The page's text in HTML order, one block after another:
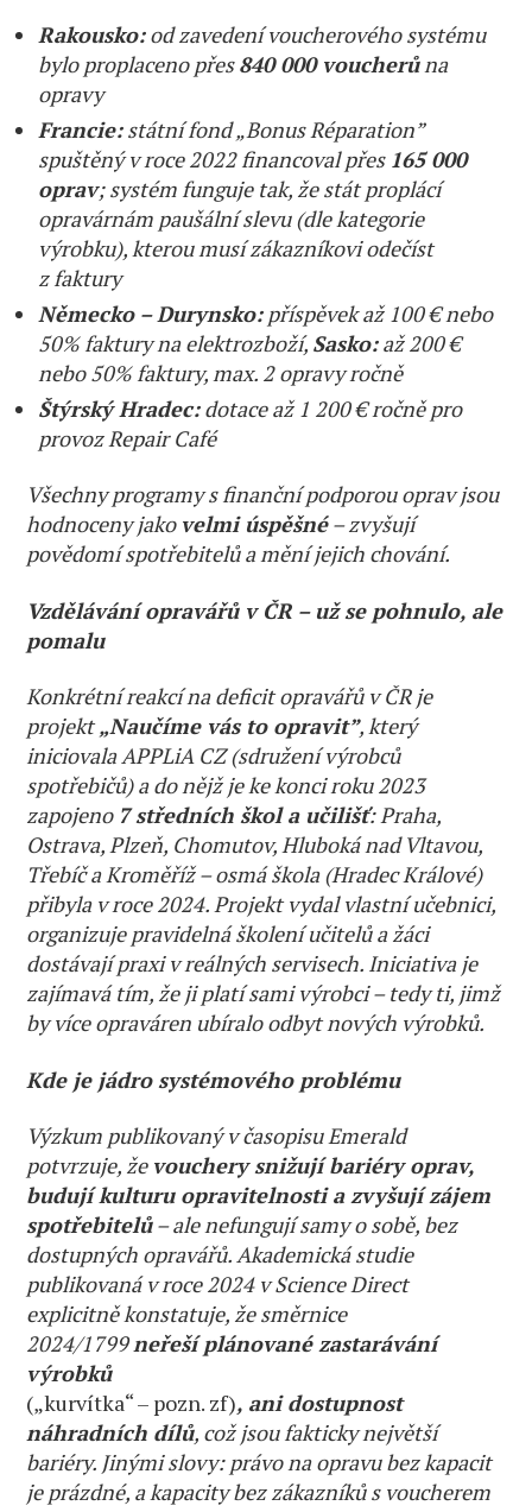
Rakousko:od zavedení voucherového systému
bylo proplaceno přes840 000 voucherůna
opravy
Francie:státní fond „Bonus Réparation”
spuštěný v roce 2022 financoval přes 165 000
oprav; systém funguje tak, že stát proplácí
opravárnám paušální slevu (dle kategorie
výrobku), kterou musí zákazníkovi odečíst
z faktury
Německo – Durynsko:příspěvek až 100 € nebo
50% faktury na elektrozboží, Sasko:až 200 €
nebo 50% faktury, max. 2 opravy ročně
Štýrský Hradec:dotace až 1 200 € ročně pro
provoz Repair Café
Všechny programy s finanční podporou oprav jsou
hodnoceny jako velmi úspěšné– zvyšují
povědomí spotřebitelů a mění jejich chování.
Vzdělávání opravářů v ČR – už se pohnulo, ale
pomalu
Konkrétní reakcí na deficit opravářů v ČR je
projekt„Naučíme vás to opravit”, který
iniciovala APPLiA CZ (sdružení výrobců
spotřebičů) a do nějž je ke konci roku 2023
zapojeno 7 středních škol a učilišť: Praha,
Ostrava, Plzeň, Chomutov, Hluboká nad Vltavou,
Třebíč a Kroměříž – osmá škola (Hradec Králové)
přibyla v roce 2024. Projekt vydal vlastní učebnici,
organizuje pravidelná školení učitelů a žáci
dostávají praxi v reálných servisech. Iniciativa je
zajímavá tím, že ji platí sami výrobci – tedy ti, jimž
by více opraváren ubíralo odbyt nových výrobků.
Kde je jádro systémového problému
Výzkum publikovaný v časopisu Emerald
potvrzuje, že vouchery snižují bariéry oprav,
budují kulturu opravitelnosti a zvyšují zájem
spotřebitelů– ale nefungují samy o sobě, bez
dostupných opravářů. Akademická studie
publikovaná v roce 2024 v Science Direct
explicitně konstatuje, že směrnice
2024/1799neřeší plánované zastarávání
výrobků
(„kurvítka“ – pozn. zf), ani dostupnost
náhradních dílů, což jsou fakticky největší
bariéry. Jinými slovy: právo na opravu bez kapacit
je prázdné, a kapacity bez zákazníků s voucherem